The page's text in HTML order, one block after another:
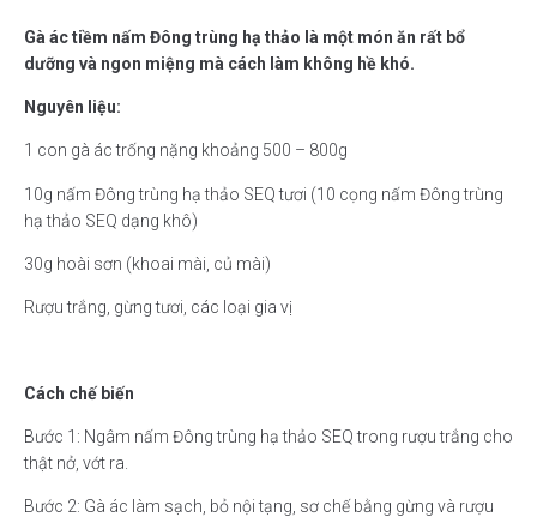
Gà ác tiềm nấm Đông trùng hạ thảo là một món ăn rất bổ
dưỡng và ngon miệng mà cách làm không hề khó.
Nguyên liệu:
1 con gà ác trống nặng khoảng 500 – 800g
10g nấm Đông trùng hạ thảo SEQ tươi (10 cọng nấm Đông trùng
hạ thảo SEQ dạng khô)
30g hoài sơn (khoai mài, củ mài)
Rượu trắng, gừng tươi, các loại gia vị
Cách chế biến
Bước 1: Ngâm nấm Đông trùng hạ thảo SEQ trong rượu trắng cho
thật nở, vớt ra.
Bước 2: Gà ác làm sạch, bỏ nội tạng, sơ chế bằng gừng và rượu